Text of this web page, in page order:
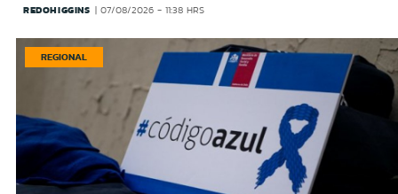
REDOHIGGINS 07/08/2026 - 11:38 HRS
REGIONAL